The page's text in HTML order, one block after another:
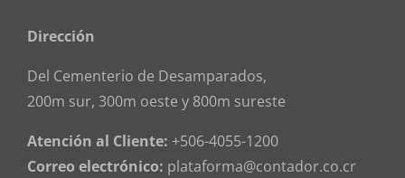
Dirección
Del Cementerio de Desamparados,
200m sur, 300m oeste y 800m sureste
Atención al Cliente: +506-4055-1200
Correo electrónico: plataforma@contador.co.cr